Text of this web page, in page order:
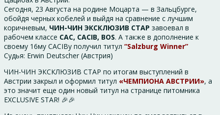
Сегодня, 23 Августа на родине Моцарта — в Зальцбурге,
обойдя черных кобелей и выйдя на сравнение с лучшим
коричневым, ЧИН-ЧИН ЭКСКЛЮЗИВ СТАР завоевал в
рабочем классе CAC, CACIB, BOS. А также в дополнение к
своему 16му CACIBу получил титул “Salzburg Winner”
Судья: Erwin Deutscher (Австрия)
ЧИН-ЧИН ЭКСКЛЮЗИВ СТАР по итогам выступлений в
Австрии закрыл и оформил титул «ЧЕМПИОНА АВСТРИИ», а
это значит еще один новый титул на странице питомника
EXCLUSIVE STAR! 🎉🎉